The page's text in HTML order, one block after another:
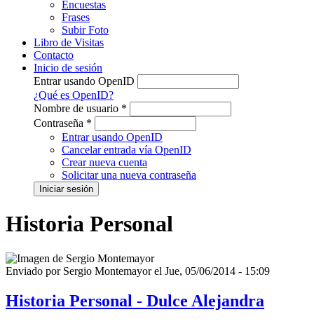
Encuestas
Frases
Subir Foto
Libro de Visitas
Contacto
Inicio de sesión
Entrar usando OpenID
¿Qué es OpenID?
Nombre de usuario *
Contraseña *
Entrar usando OpenID
Cancelar entrada vía OpenID
Crear nueva cuenta
Solicitar una nueva contraseña
Historia Personal
Enviado por Sergio Montemayorel Jue, 05/06/2014 - 15:09
Historia Personal - Dulce Alejandra